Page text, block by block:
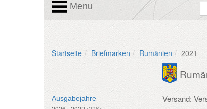
Menu
Startseite Briefmarken Rumänien 2021
Ausgabejahre Versand: